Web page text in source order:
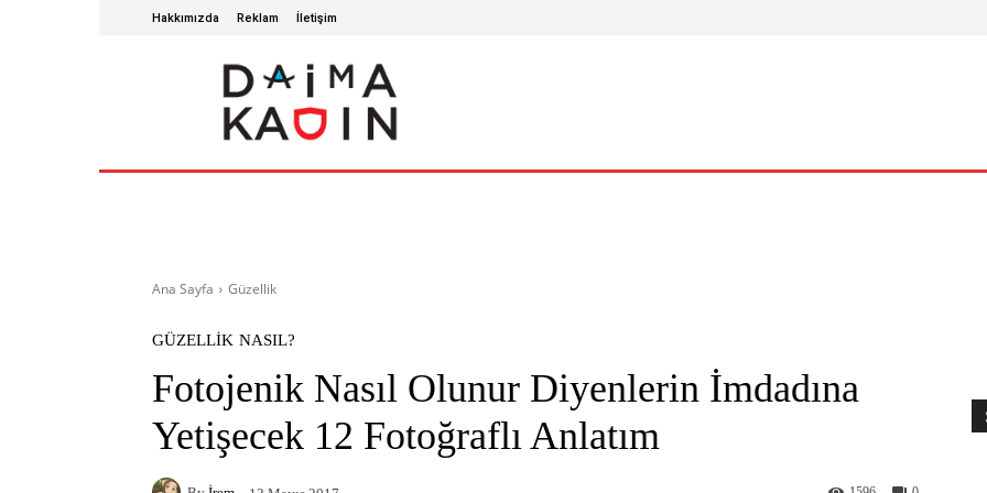
Hakkımızda Reklam İletişim
Ana Sayfa Güzellik
GÜZELLIK NASIL?
Fotojenik Nasıl Olunur Diyenlerin İmdadına
Yetişecek 12 Fotoğraflı Anlatım